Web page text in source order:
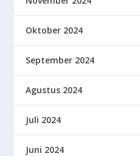
Oktober 2024
September 2024
Agustus 2024
Juli 2024
Juni 2024